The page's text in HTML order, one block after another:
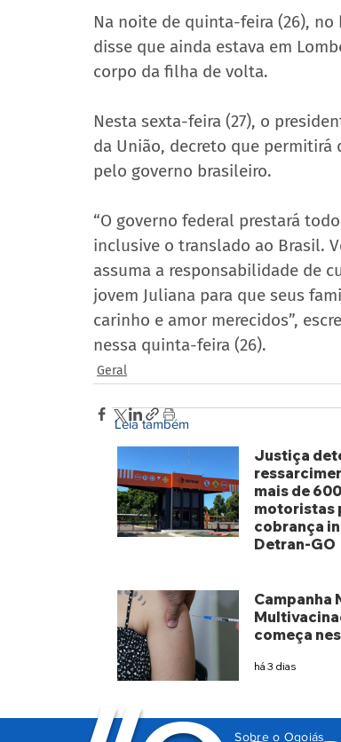
Na noite de quinta-feira (26),
disse que ainda estava em
corpo da filha de volta.
Nesta sexta-feira (27), o
da União, decreto que permitirá
pelo governo brasileiro.
“O governo federal prestará
inclusive o translado ao Brasil.
assuma a responsabilidade de
jovem Juliana para que seus
carinho e amor merecidos”,
nessa quinta-feira (26).
Geral
Leia também
Justiça
mais de
motoristas
cobrança
Detran-GO
Campanha
começa
há 3 dias
Sobre o Ogoiás